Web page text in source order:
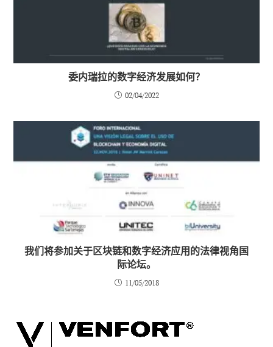
委内瑞拉的数字经济发展如何？
02/04/2022
我们将参加关于区块链和数字经济应用的法律视角国
际论坛。
11/05/2018